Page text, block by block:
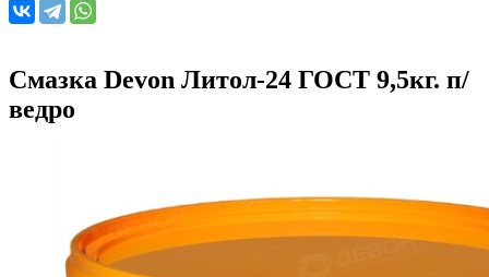
Смазка Devon Литол-24 ГОСТ 9,5кг. п/
ведро